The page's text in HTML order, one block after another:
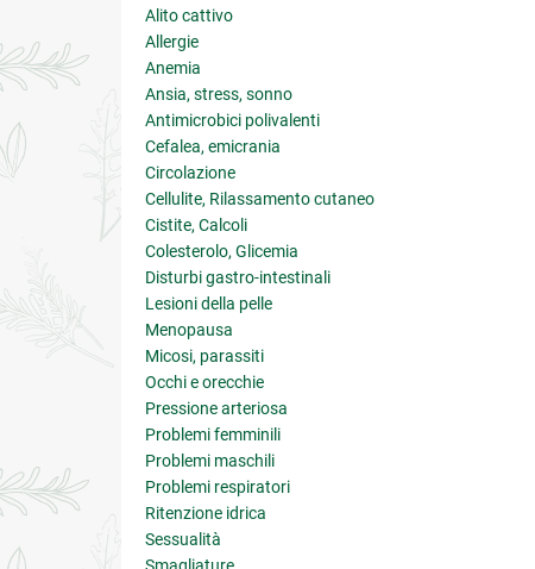
Alito cattivo
Allergie
Anemia
Ansia, stress, sonno
Antimicrobici polivalenti
Cefalea, emicrania
Circolazione
Cellulite, Rilassamento cutaneo
Cistite, Calcoli
Colesterolo, Glicemia
Disturbi gastro-intestinali
Lesioni della pelle
Menopausa
Micosi, parassiti
Occhi e orecchie
Pressione arteriosa
Problemi femminili
Problemi maschili
Problemi respiratori
Ritenzione idrica
Sessualità